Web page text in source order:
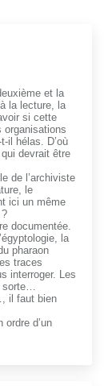
et la
la lecture, la
si cette
organisations
il hélas. D’où
devrait être
de l’archiviste
le
ici un même
documentée.
la
pharaon
traces
interroger. Les
sorte…
il faut bien
d’un